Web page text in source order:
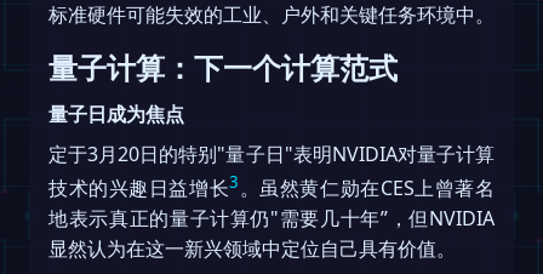
标准硬件可能失效的工业、户外和关键任务环境中。
量子计算：下一个计算范式
量子日成为焦点
定于3月20日的特别"量子日"表明NVIDIA对量子计算
技术的兴趣日益增长3。虽然黄仁勋在CES上曾著名
地表示真正的量子计算仍"需要几十年”，但NVIDIA
显然认为在这一新兴领域中定位自己具有价值。